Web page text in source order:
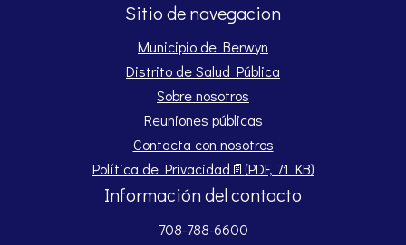
Sitio de navegacion
Municipio de Berwyn
Distrito de Salud Pública
Sobre nosotros
Reuniones públicas
Contacta con nosotros
Política de Privacidad 📄(PDF, 71 KB)
Opens PDF document.
Información del contacto
708-788-6600